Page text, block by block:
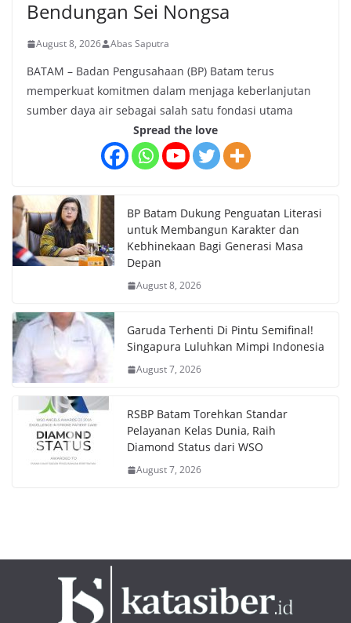
Bendungan Sei Nongsa
August 8, 2026 Abas Saputra
BATAM – Badan Pengusahaan (BP) Batam terus
memperkuat komitmen dalam menjaga keberlanjutan
sumber daya air sebagai salah satu fondasi utama
Spread the love
BP Batam Dukung Penguatan Literasi
untuk Membangun Karakter dan
Kebhinekaan Bagi Generasi Masa
Depan
August 8, 2026
Garuda Terhenti Di Pintu Semifinal!
Singapura Luluhkan Mimpi Indonesia
August 7, 2026
RSBP Batam Torehkan Standar
Pelayanan Kelas Dunia, Raih
Diamond Status dari WSO
August 7, 2026